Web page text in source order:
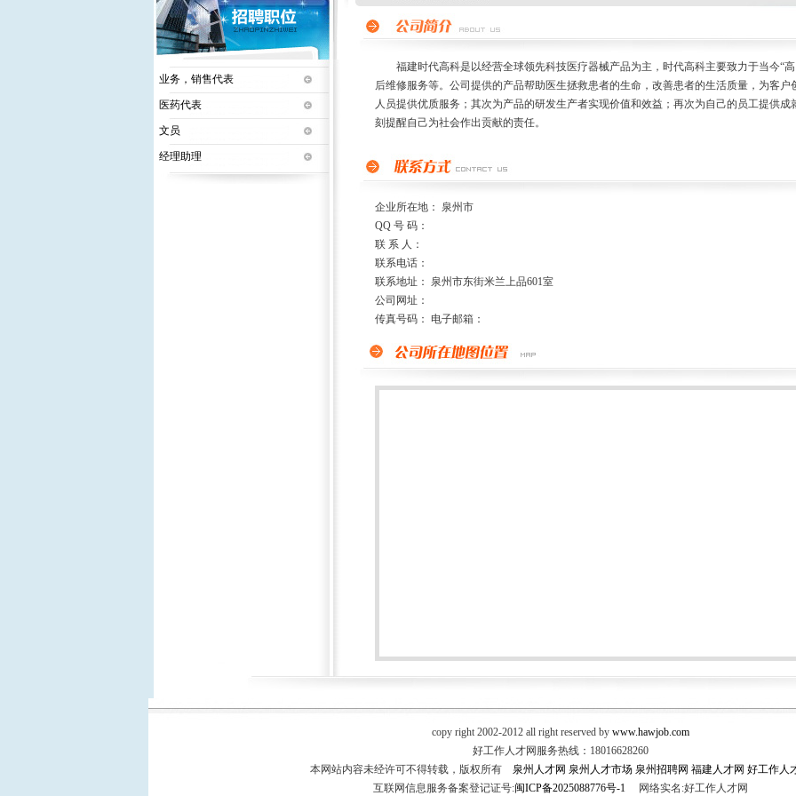
业务，销售代表
医药代表
文员
经理助理
福建时代高科是以经营全球领先科技医疗器械产品为主，时代高科主要致力于当今“高
后维修服务等。公司提供的产品帮助医生拯救患者的生命，改善患者的生活质量，为客
人员提供优质服务；其次为产品的研发生产者实现价值和效益；再次为自己的员工提供
刻提醒自己为社会作出贡献的责任。
企业所在地： 泉州市
QQ 号 码：
联 系 人：
联系电话：
联系地址： 泉州市东街米兰上品601室
公司网址：
传真号码： 电子邮箱：
copy right 2002-2012 all right reserved by www.hawjob.com
好工作人才网服务热线：18016628260
本网站内容未经许可不得转载，版权所有
泉州人才网 泉州人才市场 泉州招聘网 福建人才网 好工作人
互联网信息服务备案登记证号:闽ICP备2025088776号-1网络实名:好工作人才网